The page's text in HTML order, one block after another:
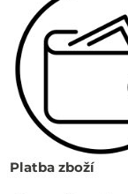
Platba zboží